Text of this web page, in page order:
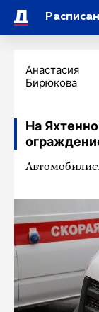
Анастасия
Бирюкова
На